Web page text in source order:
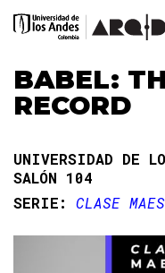
BABEL:
RECORD
UNIVERSIDAD DE
SALÓN 104
SERIE: CLASE